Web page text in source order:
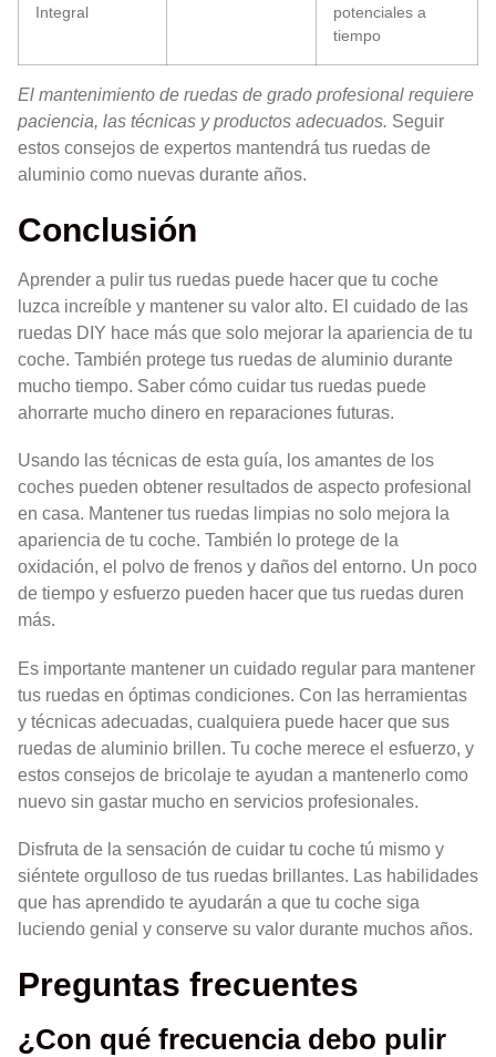
Integral
potenciales a
tiempo
El mantenimiento de ruedas de grado profesional requiere
paciencia, las técnicas y productos adecuados. Seguir
estos consejos de expertos mantendrá tus ruedas de
aluminio como nuevas durante años.
Conclusión
Aprender a pulir tus ruedas puede hacer que tu coche
luzca increíble y mantener su valor alto. El cuidado de las
ruedas DIY hace más que solo mejorar la apariencia de tu
coche. También protege tus ruedas de aluminio durante
mucho tiempo. Saber cómo cuidar tus ruedas puede
ahorrarte mucho dinero en reparaciones futuras.
Usando las técnicas de esta guía, los amantes de los
coches pueden obtener resultados de aspecto profesional
en casa. Mantener tus ruedas limpias no solo mejora la
apariencia de tu coche. También lo protege de la
oxidación, el polvo de frenos y daños del entorno. Un poco
de tiempo y esfuerzo pueden hacer que tus ruedas duren
más.
Es importante mantener un cuidado regular para mantener
tus ruedas en óptimas condiciones. Con las herramientas
y técnicas adecuadas, cualquiera puede hacer que sus
ruedas de aluminio brillen. Tu coche merece el esfuerzo, y
estos consejos de bricolaje te ayudan a mantenerlo como
nuevo sin gastar mucho en servicios profesionales.
Disfruta de la sensación de cuidar tu coche tú mismo y
siéntete orgulloso de tus ruedas brillantes. Las habilidades
que has aprendido te ayudarán a que tu coche siga
luciendo genial y conserve su valor durante muchos años.
Preguntas frecuentes
¿Con qué frecuencia debo pulir